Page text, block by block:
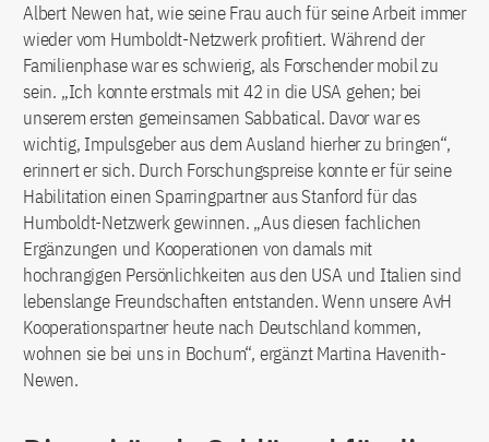
Albert Newen hat, wie seine Frau auch für seine Arbeit immer
wieder vom Humboldt-Netzwerk profitiert. Während der
Familienphase war es schwierig, als Forschender mobil zu
sein. „Ich konnte erstmals mit 42 in die USA gehen; bei
unserem ersten gemeinsamen Sabbatical. Davor war es
wichtig, Impulsgeber aus dem Ausland hierher zu bringen“,
erinnert er sich. Durch Forschungspreise konnte er für seine
Habilitation einen Sparringpartner aus Stanford für das
Humboldt-Netzwerk gewinnen. „Aus diesen fachlichen
Ergänzungen und Kooperationen von damals mit
hochrangigen Persönlichkeiten aus den USA und Italien sind
lebenslange Freundschaften entstanden. Wenn unsere AvH
Kooperationspartner heute nach Deutschland kommen,
wohnen sie bei uns in Bochum“, ergänzt Martina Havenith-
Newen.